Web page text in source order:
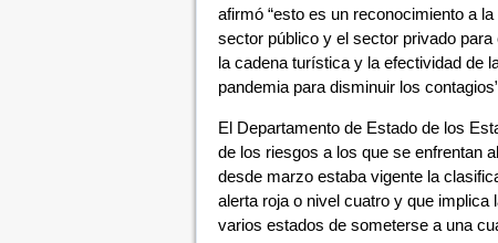
afirmó “esto es un reconocimiento a
sector público y el sector privado
la cadena turística y la efectividad de
pandemia para disminuir los
El Departamento de Estado de los
de los riesgos a los que se enfrentan
desde marzo estaba vigente la
alerta roja o nivel cuatro y que
varios estados de someterse a una